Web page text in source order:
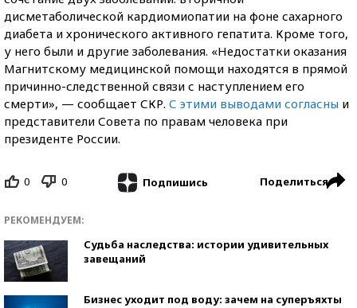
дисметаболической кардиомиопатии на фоне сахарного
диабета и хронического активного гепатита. Кроме того,
у него были и другие заболевания. «Недостатки оказания
Магнитскому медицинской помощи находятся в прямой
причинно-следственной связи с наступлением его
смерти», — сообщает СКР. С этими выводами согласны и
представители Совета по правам человека при
президенте России.
0 0 Подпишись Поделиться
РЕКОМЕНДУЕМ:
Судьба наследства: истории удивительных
завещаний
Бизнес уходит под воду: зачем на суперъяхты